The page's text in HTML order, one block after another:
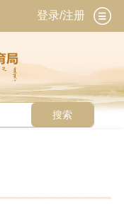
登录/注册
搜索